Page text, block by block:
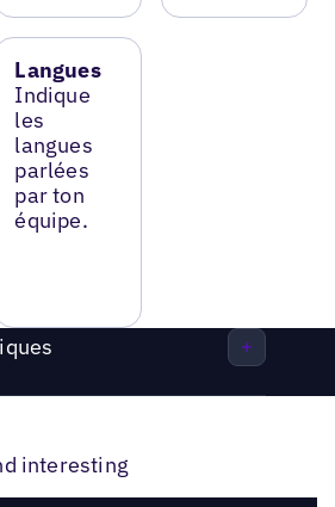
Langues
Indique
les
langues
parlées
par ton
équipe.
interesting